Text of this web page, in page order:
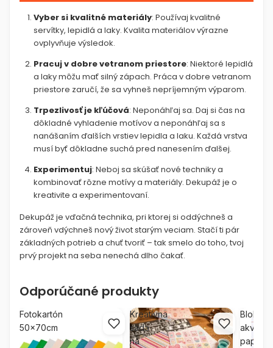
Vyber si kvalitné materiály: Používaj kvalitné
servítky, lepidlá a laky. Kvalita materiálov výrazne
ovplyvňuje výsledok.
Pracuj v dobre vetranom priestore: Niektoré lepidlá
a laky môžu mať silný zápach. Práca v dobre vetranom
priestore zaručí, že sa vyhneš nepríjemným výparom.
Trpezlivosť je kľúčová: Neponáhľaj sa. Daj si čas na
dôkladné vyhladenie motívov a neponáhľaj sa s
nanášaním ďalších vrstiev lepidla a laku. Každá vrstva
musí byť dôkladne suchá pred nanesením ďalšej.
Experimentuj: Neboj sa skúšať nové techniky a
kombinovať rôzne motívy a materiály. Dekupáž je o
kreativite a experimentovaní.
Dekupáž je vďačná technika, pri ktorej si oddýchneš a
zároveň vdýchneš nový život starým veciam. Stačí ti pár
základných potrieb a chuť tvoriť – tak smelo do toho, tvoj
prvý projekt na seba nenechá dlho čakať.
Odporúčané produkty
Fotokartón
50x70cm
Kreatívna
sada
na
Blok